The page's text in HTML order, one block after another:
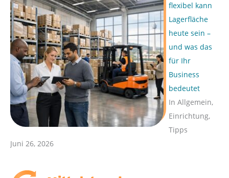
flexibel kann
Lagerfläche
heute sein –
und was das
für Ihr
Business
bedeutet
In Allgemein,
Einrichtung,
Tipps
Juni 26, 2026